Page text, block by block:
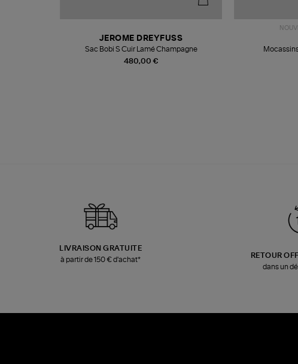
480,00 €
JEROME DREYFUSS
Sac Bobi S Cuir Lamé Champagne
LIVRAISON GRATUITE
à partir de 150 € d'achat*
RETOUR
dans un